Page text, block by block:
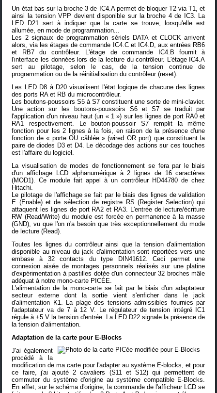
Un état bas sur la broche 3 de IC4.A permet de bloquer T2 via T1, et
ainsi la tension VPP devient disponible sur la broche 4 de IC3. La
LED D21 sert à indiquer que la carte se trouve, lorsqu'elle est
allumée, en mode de programmation...
Les 2 signaux de programmation sériels DATA et CLOCK arrivent
alors, via les étages de commande IC4.C et IC4.D, aux entrées RB6
et RB7 du contrôleur. L'étage de commande IC4.B fournit à
l'interface les données lors de la lecture du contrôleur. L'étage IC4.A
sert au pilotage, selon le cas, de la tension continue de
programmation ou de la réinitialisation du contrôleur (reset).
Les LED D8 à D20 visualisent l'état logique de chacune des lignes
des ports RA et RB du microcontrôleur.
Les boutons-poussoirs S5 à S7 constituent une sorte de mini-clavier.
Une action sur les boutons-poussoirs S6 et S7 se traduit par
l'application d'un niveau haut (un « 1 ») sur les lignes de port RA0 et
RA1 respectivement. Le bouton-poussoir S7 remplit la même
fonction pour les 2 lignes à la fois, en raison de la présence d'une
fonction de « porte OU câblée » (wired OR port) que constituent la
paire de diodes D3 et D4. Le décodage des actions sur ces touches
est l'affaire du logiciel.
La visualisation de modes de fonctionnement se fera par le biais
d'un affichage LCD alphanumérique à 2 lignes de 16 caractères
(MOD1). Ce module fait appel à un contrôleur HD44780 de chez
Hitachi.
Le pilotage de l'affichage se fait par le biais des lignes de validation
E (Enable) et de sélection de registre RS (Register Selection) qui
attaquent les lignes de port RA2 et RA3. L'entrée de lecture/écriture
RW (Read/Write) du module est forcée en permanence à la masse
(GND), vu que l'on n'a besoin que très exceptionnellement du mode
de lecture (Read).
Toutes les lignes du contrôleur ainsi que la tension d'alimentation
disponible au niveau du jack d'alimentation sont reportées vers une
embase à 32 contacts du type DIN41612. Ceci permet une
connexion aisée de montages personnels réalisés sur une platine
d'expérimentation à pastilles dotée d'un connecteur 32 broches mâle
adéquat à notre mono-carte PICÉE.
L'alimentation de la mono-carte se fait par le biais d'un adaptateur
secteur externe dont la sortie vient s'enficher dans le jack
d'alimentation K1. La plage des tensions admissibles fournies par
l'adaptateur va de 7 à 12 V. Le régulateur de tension intégré IC1
régule à +5 V la tension d'entrée. La LED D22 signale la présence de
la tension d'alimentation.
Adaptation de la carte pour E-Blocks
J'ai également
procédé à la
modification de ma carte pour l'adapter ausystème E-blocks, et pour
ce faire, j'ai ajouté 2 cavaliers (S11 et S12) qui permettent de
commuter du système d'origine au système compatible E-Blocks.
En effet, sur le schéma d'origine, la commande de l'afficheur LCD se